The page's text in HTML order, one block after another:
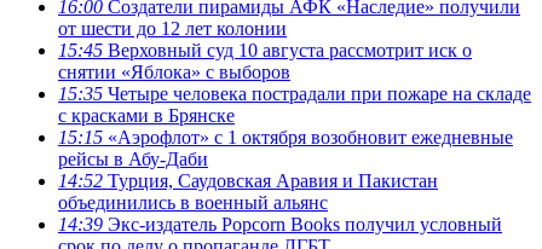
16:00 Создатели пирамиды АФК «Наследие» получили
от шести до 12 лет колонии
15:45 Верховный суд 10 августа рассмотрит иск о
снятии «Яблока» с выборов
15:35 Четыре человека пострадали при пожаре на складе
с красками в Брянске
15:15 «Аэрофлот» с 1 октября возобновит ежедневные
рейсы в Абу-Даби
14:52 Турция, Саудовская Аравия и Пакистан
объединились в военный альянс
14:39 Экс-издатель Popcorn Books получил условный